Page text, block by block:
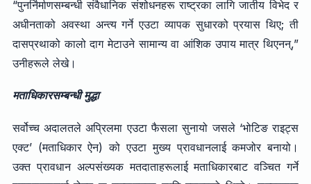
“पुनर्निर्माणसम्बन्धी संवैधानिक संशोधनहरू राष्ट्रका लागि जातीय विभेद र
अधीनताको अवस्था अन्त्य गर्ने एउटा व्यापक सुधारको प्रयास थिए; ती
दासप्रथाको कालो दाग मेटाउने सामान्य वा आंशिक उपाय मात्र थिएनन्,”
उनीहरूले लेखे।
मताधिकारसम्बन्धी मुद्धा
सर्वोच्च अदालतले अप्रिलमा एउटा फैसला सुनायो जसले ‘भोटिङ राइट्स
एक्ट’ (मताधिकार ऐन) को एउटा मुख्य प्रावधानलाई कमजोर बनायो।
उक्त प्रावधान अल्पसंख्यक मतदाताहरूलाई मताधिकारबाट वञ्चित गर्ने